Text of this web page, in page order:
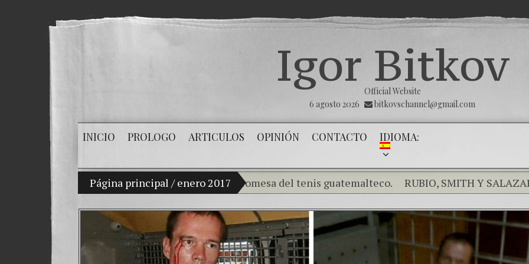
Igor Bitkov
Official Website
6 agosto 2026
bitkovschannel@gmail.com
INICIO PROLOGO ARTICULOS OPINIÓN CONTACTO IDIOMA:
Página principal / enero 2017
Mi hijo Vladimir Bitkov, una promesa del tenis guatemalteco.
RUBIO, SMITH Y SALAZAR
¿Cómo el banco mafioso de Putin sigue alterando nuestro
El Día de la Victoria
Con esta injusticia todos corren riesgo